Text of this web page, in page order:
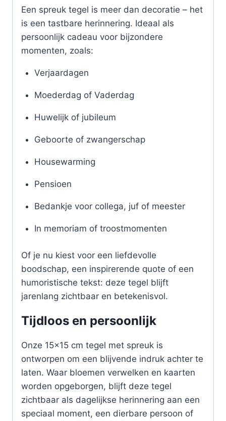
Een spreuk tegel is meer dan decoratie – het
is een tastbare herinnering. Ideaal als
persoonlijk cadeau voor bijzondere
momenten, zoals:
Verjaardagen
Moederdag of Vaderdag
Huwelijk of jubileum
Geboorte of zwangerschap
Housewarming
Pensioen
Bedankje voor collega, juf of meester
In memoriam of troostmomenten
Of je nu kiest voor een liefdevolle
boodschap, een inspirerende quote of een
humoristische tekst: deze tegel blijft
jarenlang zichtbaar en betekenisvol.
Tijdloos en persoonlijk
Onze 15×15 cm tegel met spreuk is
ontworpen om een blijvende indruk achter te
laten. Waar bloemen verwelken en kaarten
worden opgeborgen, blijft deze tegel
zichtbaar als dagelijkse herinnering aan een
speciaal moment, een dierbare persoon of